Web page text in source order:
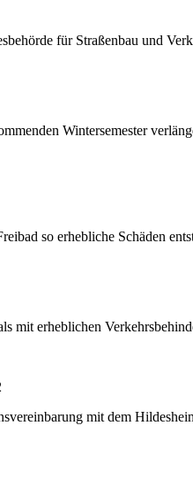
für Straßenbau und
Wintersemester
so erhebliche Schäden
erheblichen
mit dem